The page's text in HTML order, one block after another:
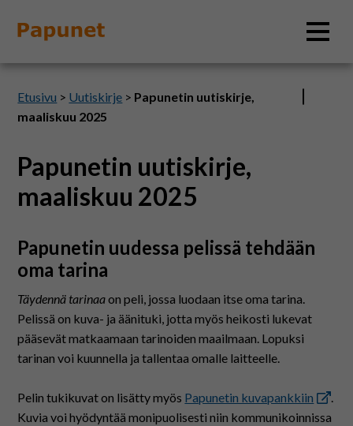
Tietoa
Materiaalit
Kuvatyökalut
Saavutettavuus
På svenska
In English
Etusivu > Uutiskirje > Papunetin uutiskirje,
maaliskuu 2025
Papunetin uutiskirje,
maaliskuu 2025
Papunetin uudessa pelissä tehdään
oma tarina
Täydennä tarinaaon peli, jossa luodaan itse oma tarina.
Pelissä on kuva- ja äänituki, jotta myös heikosti lukevat
pääsevät matkaamaan tarinoiden maailmaan. Lopuksi
tarinan voi kuunnella ja tallentaa omalle laitteelle.
Pelin tukikuvat on lisätty myös Papunetin kuvapankkiin
.
Kuvia voi hyödyntää monipuolisesti niin kommunikoinnissa